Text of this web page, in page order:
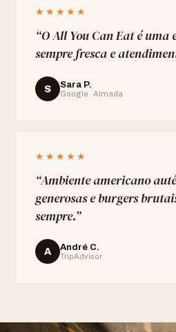
★★★★★
“O All You Can Eat é
sempre fresca e
S Sara P.
Google · Almada
★★★★★
“Ambiente americano
generosas e burgers
sempre.”
A André C.
TripAdvisor